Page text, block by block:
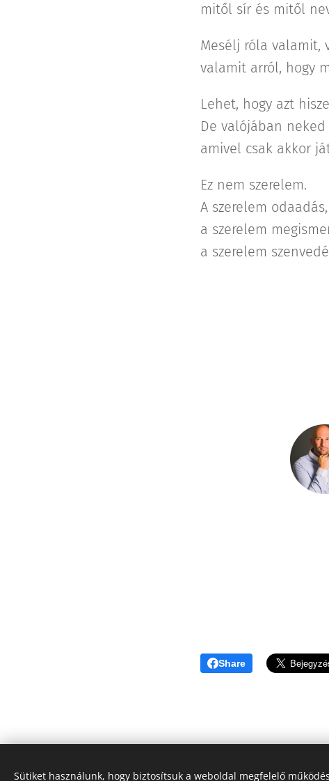
mitől sír és mitől
Mesélj róla valamit,
valamit arról, hogy
Lehet, hogy azt
De valójában
amivel csak akkor
Ez nem szerelem.
A szerelem odaadás,
a szerelem
a szerelem
Share
Sütiket használunk, hogy biztosítsuk a weboldal megfelelő